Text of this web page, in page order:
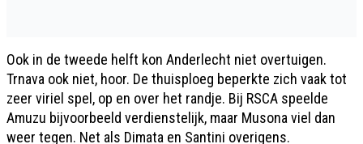
Ook in de tweede helft kon Anderlecht niet overtuigen.
Trnava ook niet, hoor. De thuisploeg beperkte zich vaak tot
zeer viriel spel, op en over het randje. Bij RSCA speelde
Amuzu bijvoorbeeld verdienstelijk, maar Musona viel dan
weer tegen. Net als Dimata en Santini overigens.